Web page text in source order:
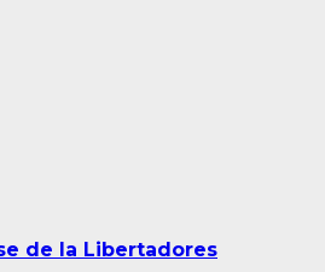
de la Libertadores